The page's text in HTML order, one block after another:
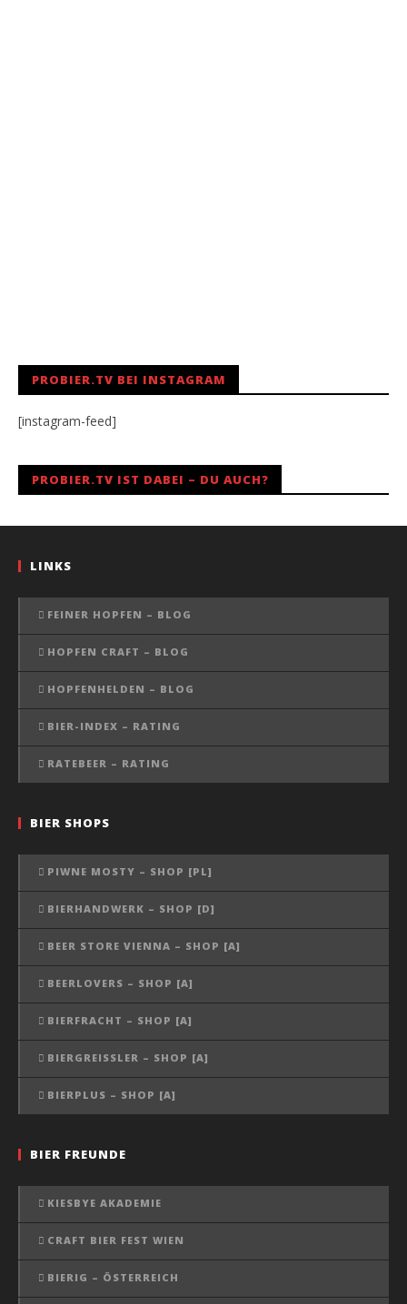
PROBIER.TV BEI INSTAGRAM
[instagram-feed]
PROBIER.TV IST DABEI – DU AUCH?
LINKS
FEINER HOPFEN – BLOG
HOPFEN CRAFT – BLOG
HOPFENHELDEN – BLOG
BIER-INDEX – RATING
RATEBEER – RATING
BIER SHOPS
PIWNE MOSTY – SHOP [PL]
BIERHANDWERK – SHOP [D]
BEER STORE VIENNA – SHOP [A]
BEERLOVERS – SHOP [A]
BIERFRACHT – SHOP [A]
BIERGREISSLER – SHOP [A]
BIERPLUS – SHOP [A]
BIER FREUNDE
KIESBYE AKADEMIE
CRAFT BIER FEST WIEN
BIERIG – ÖSTERREICH